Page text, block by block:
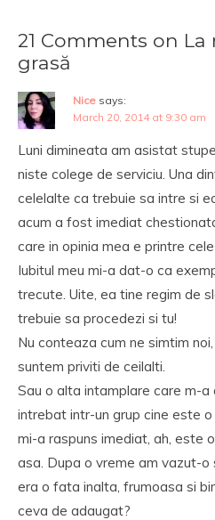
21 Comments on La
grasă
Nice says:
March 20, 2014 at 9:30 am
Luni dimineata am asistat
niste colege de serviciu. Una
celelalte ca trebuie sa intre si
acum a fost imediat
care in opinia mea e printre
Iubitul meu mi-a dat-o ca
trecute. Uite, ea tine regim de
trebuie sa procedezi si tu!
Nu conteaza cum ne simtim
suntem priviti de ceilalti.
Sau o alta intamplare care m-
intrebat intr-un grup cine este
mi-a raspuns imediat, ah, este
asa. Dupa o vreme am vazut-o
era o fata inalta, frumoasa si
ceva de adaugat?